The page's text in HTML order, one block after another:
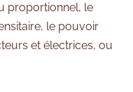
proportionnel, le
le pouvoir
et électrices, ou